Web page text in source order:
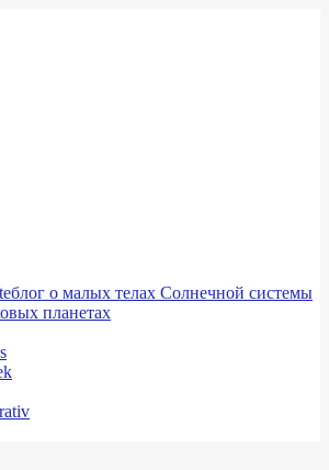
блог о малых телах Солнечной системы
планетах